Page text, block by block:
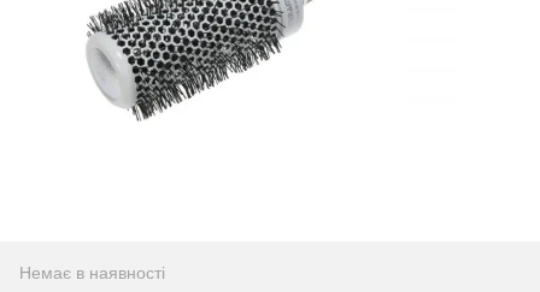
Немає в наявності